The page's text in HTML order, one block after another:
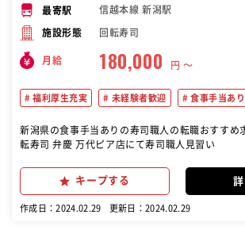
最寄駅 信越本線 新潟駅
施設形態 回転寿司
月給 180,000 円 〜
福利厚生充実 未経験者歓迎 食事手当あり
新潟県の食事手当ありの寿司職人の転職おすすめ求人
転寿司 弁慶 万代ピア店にて寿司職人見習い
キープする
作成日：2024.02.29 更新日：2024.02.29